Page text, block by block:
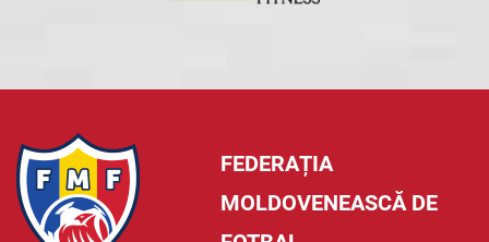
FEDERAȚIA
MOLDOVENEASCĂ DE